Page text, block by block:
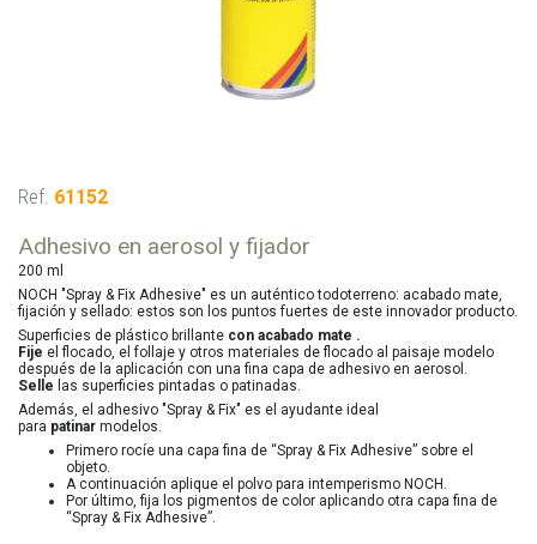
Ref. 61152
Adhesivo en aerosol y fijador
200 ml
NOCH "Spray & Fix Adhesive" es un auténtico todoterreno: acabado mate,
fijación y sellado: estos son los puntos fuertes de este innovador producto.
Superficies de plástico brillante con acabado mate .
Fije el flocado, el follaje y otros materiales de flocado al paisaje modelo
después de la aplicación con una fina capa de adhesivo en aerosol.
Selle las superficies pintadas o patinadas.
Además, el adhesivo "Spray & Fix" es el ayudante ideal
para patinar modelos.
Primero rocíe una capa fina de “Spray & Fix Adhesive” sobre el
objeto.
A continuación aplique el polvo para intemperismo NOCH.
Por último, fija los pigmentos de color aplicando otra capa fina de
“Spray & Fix Adhesive”.